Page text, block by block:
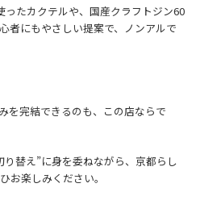
たカクテルや、国産クラフトジン60
者にもやさしい提案で、ノンアルで
を完結できるのも、この店ならで
替え”に身を委ねながら、京都らし
お楽しみください。